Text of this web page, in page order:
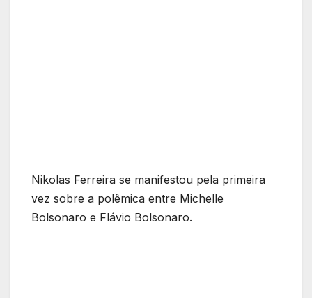
Nikolas Ferreira se manifestou pela primeira
vez sobre a polêmica entre Michelle
Bolsonaro e Flávio Bolsonaro.